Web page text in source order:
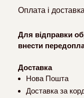
Оплата і доставка
Для відправки
внести
Доставка
Нова Пошта
Доставка за